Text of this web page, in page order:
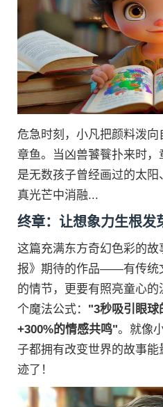
危急时刻，小凡把颜料泼
章鱼。当凶兽饕餮扑来时
是无数孩子曾经画过的太
真光芒中消融...
终章：让想象力生根发
这篇充满东方奇幻色彩的
报》期待的作品——有传统
的情节，更要有照亮童心
个魔法公式： "3秒吸引眼球
+300%的情感共鸣"。就像
子都拥有改变世界的故事
迹了！